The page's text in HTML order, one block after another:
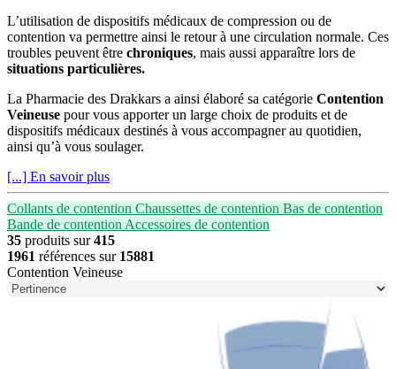
L’utilisation de dispositifs médicaux de compression ou de
contention va permettre ainsi le retour à une circulation normale. Ces
troubles peuvent être chroniques, mais aussi apparaître lors de
situations particulières.
La Pharmacie des Drakkars a ainsi élaboré sa catégorie Contention
Veineuse pour vous apporter un large choix de produits et de
dispositifs médicaux destinés à vous accompagner au quotidien,
ainsi qu’à vous soulager.
[...] En savoir plus
Collants de contention Chaussettes de contention Bas de contention
Bande de contentionAccessoires de contention
35 produits sur415
1961 références sur 15881
Contention Veineuse